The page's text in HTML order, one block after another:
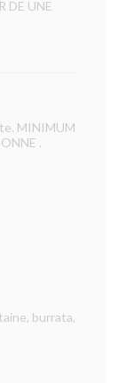
DE UNE
MINIMUM
.
burrata,